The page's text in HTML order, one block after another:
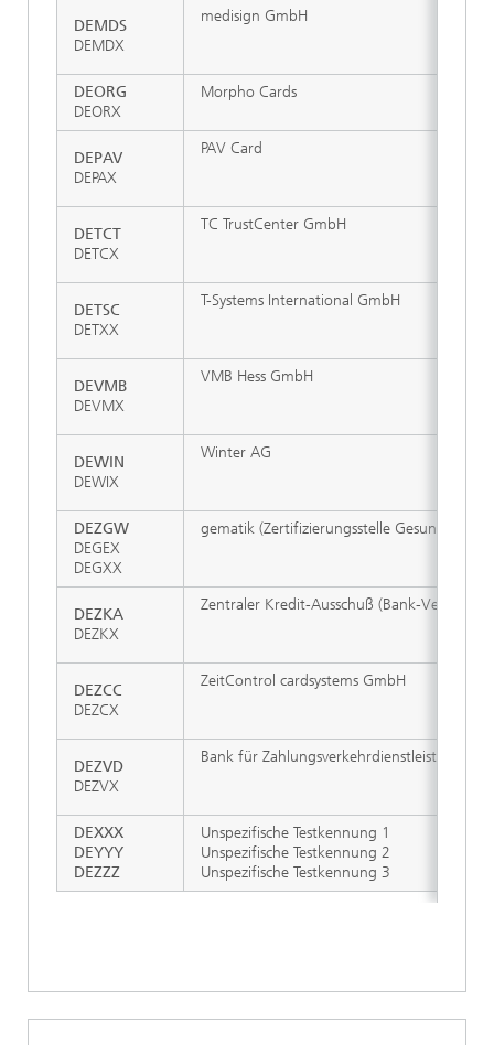
medisign GmbH
Morpho Cards
PAV Card
TC TrustCenter GmbH
T-Systems International GmbH
VMB Hess GmbH
Winter AG
gematik (Zertifizierungsstelle
Zentraler Kredit-Ausschuß (Bank-Verlag)
ZeitControl cardsystems GmbH
Bank für Zahlungsverkehrdienstleistungen
Unspezifische Testkennung 1
Unspezifische Testkennung 2
Unspezifische Testkennung 3
DEMDS
DEMDX
DEORG
DEORX
DEPAV
DEPAX
DETCT
DETCX
DETSC
DETXX
DEVMB
DEVMX
DEWIN
DEWIX
DEZGW
DEGEX
DEGXX
DEZKA
DEZKX
DEZCC
DEZCX
DEZVD
DEZVX
DEXXX
DEYYY
DEZZZ